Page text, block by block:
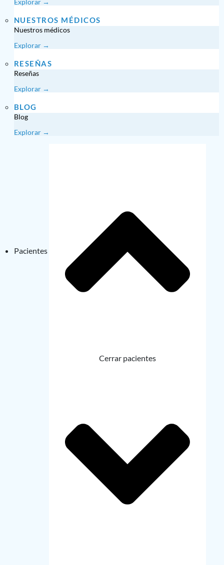
Explorar →
NUESTROS MÉDICOS
Nuestros médicos
Explorar →
RESEÑAS
Reseñas
Explorar →
BLOG
Blog
Explorar →
Pacientes
Cerrar pacientes